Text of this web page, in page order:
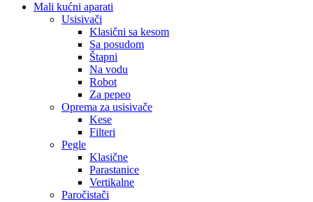
Mali kućni aparati
Usisivači
Klasični sa kesom
Sa posudom
Štapni
Na vodu
Robot
Za pepeo
Oprema za usisivače
Kese
Filteri
Pegle
Klasične
Parastanice
Vertikalne
Paročistači